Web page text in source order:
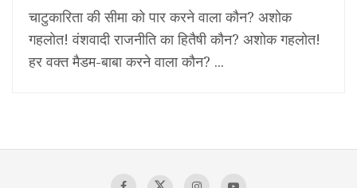
चाटुकारिता की सीमा को पार करने वाला कौन? अशोक
गहलोत! वंशवादी राजनीति का हितैषी कौन? अशोक गहलोत!
हर वक्त मैडम-बाबा करने वाला कौन? ...